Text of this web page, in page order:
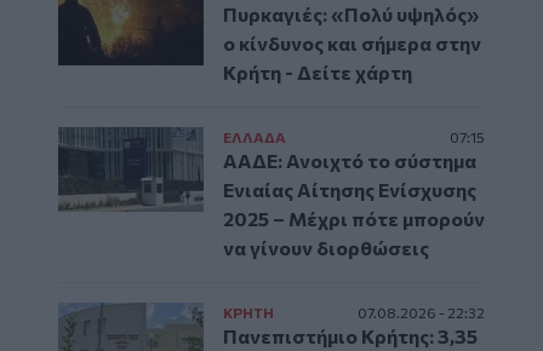
Πυρκαγιές: «Πολύ υψηλός»
ο κίνδυνος και σήμερα στην
Κρήτη - Δείτε χάρτη
ΕΛΛAΔΑ 07:15
ΑΑΔΕ: Ανοιχτό το σύστημα
Ενιαίας Αίτησης Ενίσχυσης
2025 – Μέχρι πότε μπορούν
να γίνουν διορθώσεις
ΚΡΗΤΗ 07.08.2026 - 22:32
Πανεπιστήμιο Κρήτης: 3,35